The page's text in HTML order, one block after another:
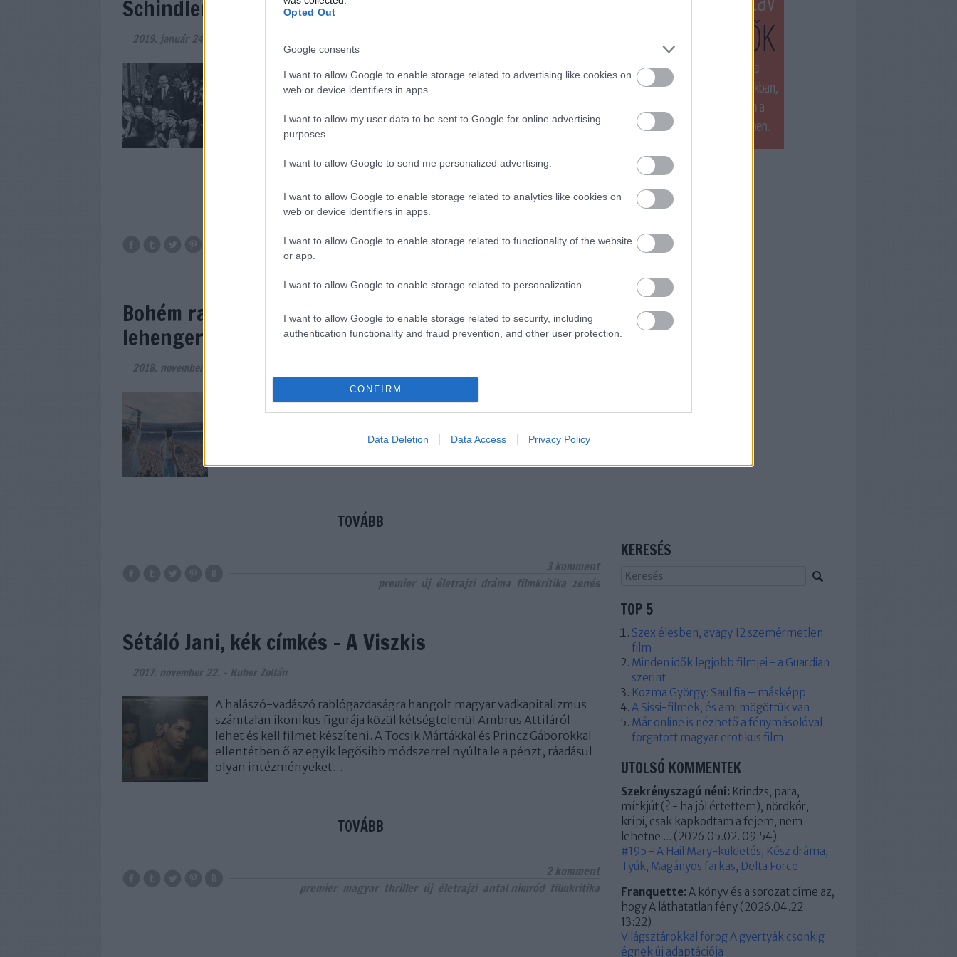
Opted Out
Google consents
I want to allow Google to enable storage related to advertising like cookies on
web or device identifiers in apps.
I want to allow my user data to be sent to Google for online advertising
purposes.
I want to allow Google to send me personalized advertising.
I want to allow Google to enable storage related to analytics like cookies on
web or device identifiers in apps.
I want to allow Google to enable storage related to functionality of the website
or app.
I want to allow Google to enable storage related to personalization.
I want to allow Google to enable storage related to security, including
authentication functionality and fraud prevention, and other user protection.
CONFIRM
Data Deletion Data Access Privacy Policy
Schindler listája - Egy jó német
2019. január 24.
Január 27-én vasárnap, a holokauszt nemzetközi emléknapján újra a
mozikba kerül Steven Spielberg Oscar-díjas klasszikusa, digitálisan
újraközöljük Földényi F. László kritikáját, amely a Filmvilág 1994.
áprilisi számában jelent meg. „Az…
TOVÁBB
Szólj hozzá!
Bohém rapszódia - Gyáva megalkuvás vagy
lehengerlő mozishow?
2018. november 21.
Is this the real life? Is this just fantasy? - csendül fel a Queen ikonikus
balladájának rögtön a legelején a programadó kérdés, amire a szám
címét viselő friss film igen határozott válasszal felel. A dal kiemelése
már önmagában is jelzésértékű, a filmesek nyilván nem véletlenül
választották címnek…
TOVÁBB
3komment
premier új életrajzi dráma filmkritika zenés
Sétáló Jani, kék címkés - A Viszkis
2017. november 22. - Huber Zoltán
A halászó-vadászó rablógazdaságra hangolt magyar vadkapitalizmus
számtalan ikonikus figurája közül kétségtelenül Ambrus Attiláról
lehet és kell filmet készíteni. A Tocsik Mártákkal és Princz Gáborokkal
ellentétben ő az egyik legősibb módszerrel nyúlta le a pénzt, ráadásul
olyan intézményeket…
TOVÁBB
2komment
premier magyar thriller új életrajzi antal nimród filmkritika
EZT LÁTTUK LEGUTÓBB
Tweets by filmnaplo
KERESÉS
TOP 5
Szex élesben, avagy 12 szemérmetlen
film
Minden idők legjobb filmjei - a Guardian
szerint
Kozma György: Saul fia – másképp
A Sissi-filmek, és ami mögöttük van
Már online is nézhető a fénymásolóval
forgatott magyar erotikus film
UTOLSÓ KOMMENTEK
Szekrényszagú néni: Krindzs, para,
mítkjút (? - ha jól értettem), nördkór,
krípi, csak kapkodtam a fejem, nem
lehetne ... (2026.05.02. 09:54)
#195 - A Hail Mary-küldetés, Kész dráma,
Tyúk, Magányos farkas, Delta Force
Franquette: A könyv és a sorozat címe az,
hogy A láthatatlan fény (2026.04.22.
13:22)
Világsztárokkal forog A gyertyák csonkig
égnek új adaptációja